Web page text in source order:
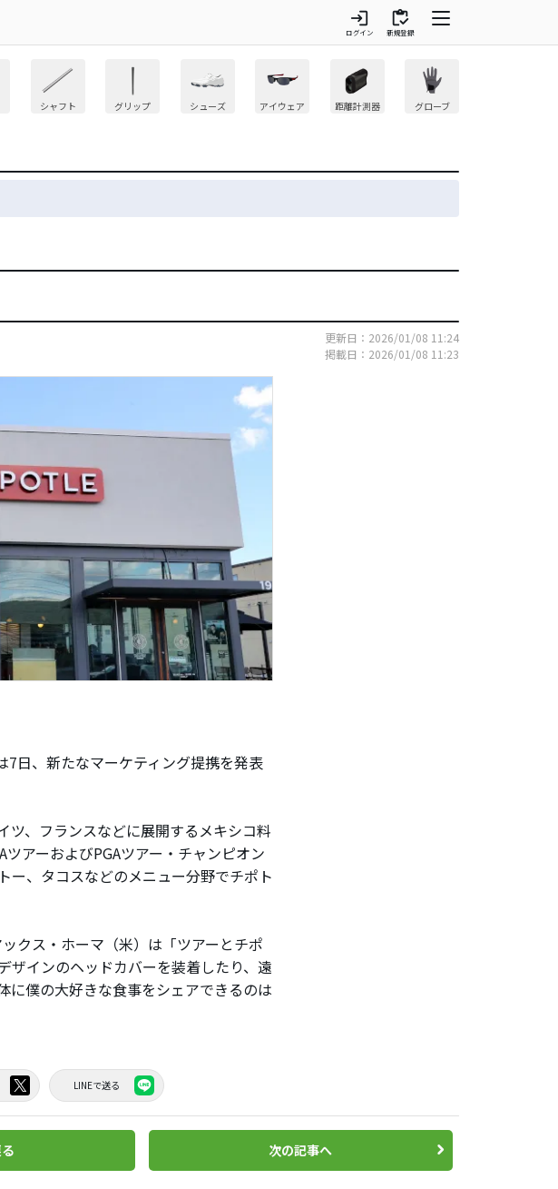
login
ログイン
inventory
新規登録
シャフト グリップ シューズ アイウェア 距離計測器 グローブ
更新日：2026/01/08 11:24
掲載日：2026/01/08 11:23
日、新たなマーケティング提携を発表
、フランスなどに展開するメキシコ料
アーおよびPGAツアー・チャンピオン
ー、タコスなどのメニュー分野でチポト
クス・ホーマ（米）は「ツアーとチポ
ザインのヘッドカバーを装着したり、遠
に僕の大好きな食事をシェアできるのは
LINEで送る
次の記事へ